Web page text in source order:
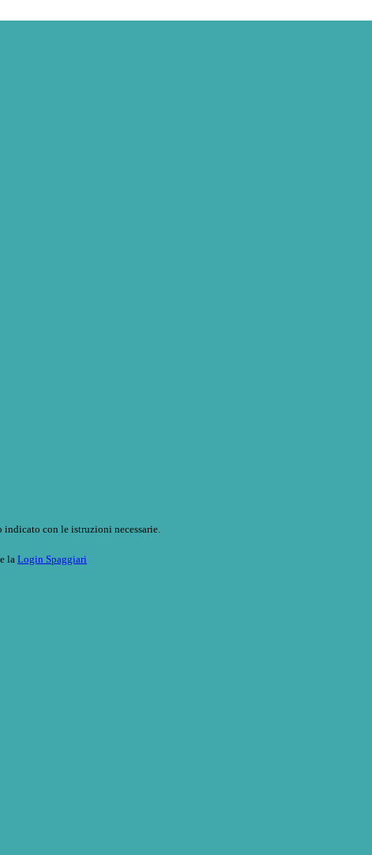
con le istruzioni necessarie.
la Login Spaggiari